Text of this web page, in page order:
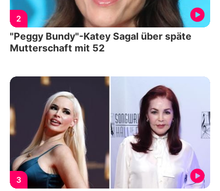
2
"Peggy Bundy"-Katey Sagal über späte
Mutterschaft mit 52
3